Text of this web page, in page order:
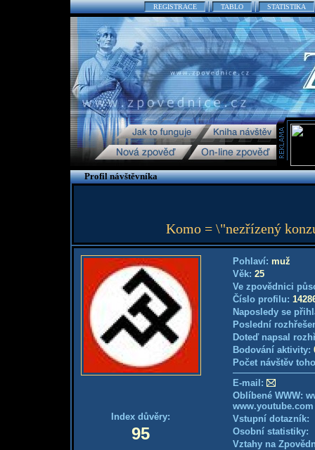
REGISTRACE TABLO STATISTIKA
Profil návštěvníka
Komo = \"nezřízený
Index důvěry:
95
Pohlaví: muž
Věk: 25
Ve zpovědnici
Číslo profilu:
Naposledy se
Poslední
Doteď napsal
Bodování aktivity:
Počet návštěv
E-mail:
Oblíbené WWW:
www.youtube.com
Vstupní
Osobní
Vztahy na